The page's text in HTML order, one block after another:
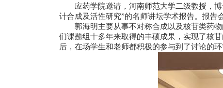
应药学院邀请，河南师范大学二级教授，
计合成及活性研究”的名师讲坛学术报告。报告
郭海明主要从事不对称合成以及核苷类药
们课题组十多年来取得的丰硕成果，实现了核
后，在场学生和老师都积极的参与到了讨论的环